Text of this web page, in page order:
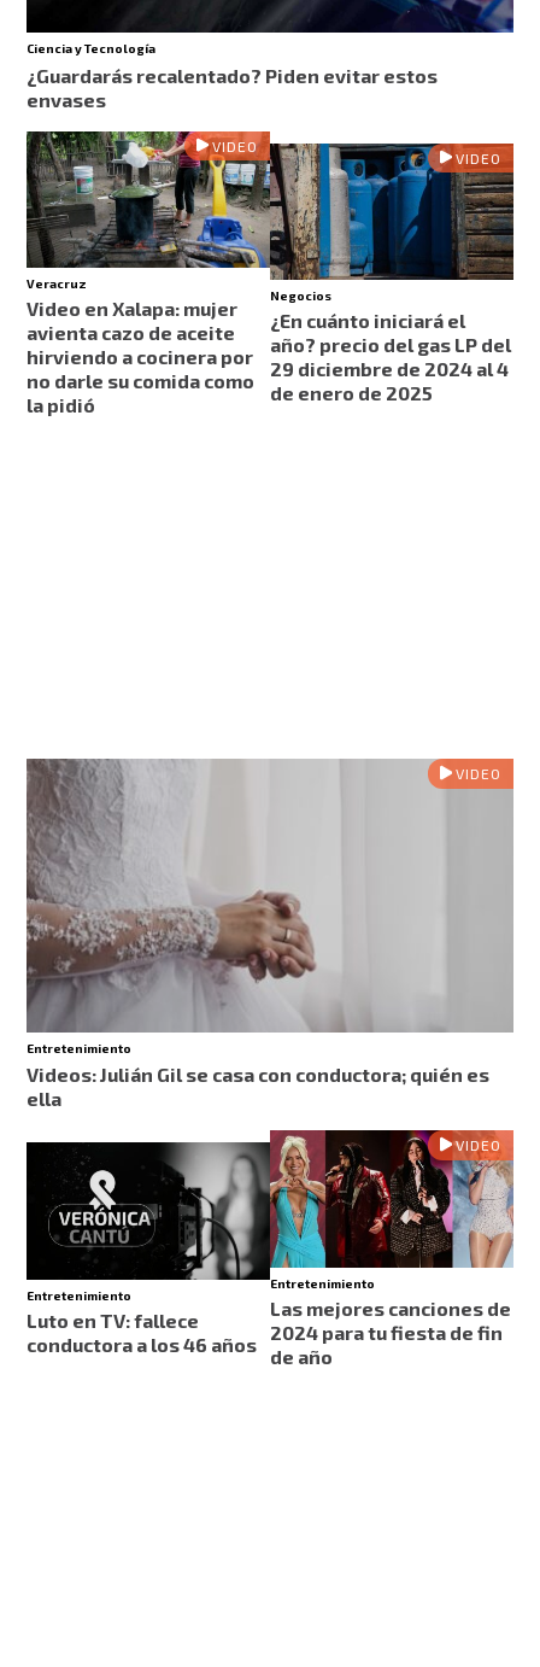
Ciencia y Tecnología
¿Guardarás recalentado? Piden evitar estos
envases
VIDEO
Veracruz
Video en Xalapa: mujer
avienta cazo de aceite
hirviendo a cocinera por
no darle su comida como
la pidió
VIDEO
Negocios
¿En cuánto iniciará el
año? precio del gas LP del
29 diciembre de 2024 al 4
de enero de 2025
VIDEO
Entretenimiento
Videos: Julián Gil se casa con conductora; quién es
ella
Entretenimiento
Luto en TV: fallece
conductora a los 46 años
VIDEO
Entretenimiento
Las mejores canciones de
2024 para tu fiesta de fin
de año